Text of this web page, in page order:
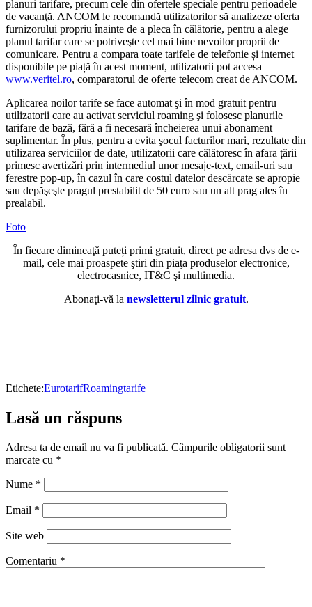
planuri tarifare, precum cele din ofertele speciale pentru perioadele
de vacanţă. ANCOM le recomandă utilizatorilor să analizeze oferta
furnizorului propriu înainte de a pleca în călătorie, pentru a alege
planul tarifar care se potriveşte cel mai bine nevoilor proprii de
comunicare. Pentru a compara toate tarifele de telefonie și internet
disponibile pe piață în acest moment, utilizatorii pot accesa
www.veritel.ro, comparatorul de oferte telecom creat de ANCOM.
Aplicarea noilor tarife se face automat şi în mod gratuit pentru
utilizatorii care au activat serviciul roaming şi folosesc planurile
tarifare de bază, fără a fi necesară încheierea unui abonament
suplimentar. În plus, pentru a evita şocul facturilor mari, rezultate din
utilizarea serviciilor de date, utilizatorii care călătoresc în afara țării
primesc avertizări prin intermediul unor mesaje-text, email-uri sau
ferestre pop-up, în cazul în care costul datelor descărcate se apropie
sau depăşeşte pragul prestabilit de 50 euro sau un alt prag ales în
prealabil.
Foto
În fiecare dimineaţă puteți primi gratuit, direct pe adresa dvs de e-
mail, cele mai proaspete ştiri din piaţa produselor electronice,
electrocasnice, IT&C şi multimedia.
Abonaţi-vă la newsletterul zilnic gratuit.
Etichete:EurotarifRoamingtarife
Lasă un răspuns
Adresa ta de email nu va fi publicată. Câmpurile obligatorii sunt
marcate cu *
Nume *
Email *
Site web
Comentariu *